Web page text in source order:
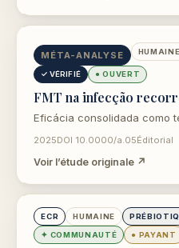
ouvre dans un nouvel
MÉTA-ANALYSE HUMAINE
✓ VÉRIFIÉ ● OUVERT
FMT na infecção
Eficácia consolidada como
2025DOI 10.0000/a.05Éditorial
Voir l’étude originale ↗
ouvre dans un nouvel
ECR HUMAINE
✦ COMMUNAUTÉ ● PAYANT